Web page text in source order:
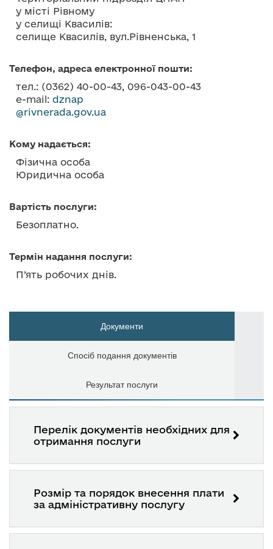
у місті Рівному
у селищі Квасилів:
селище Квасилів, вул.Рівненська, 1
Телефон, адреса електронної пошти:
тел.: (0362) 40-00-43, 096-043-00-43
e-mail: dznap
@rivnerada.gov.ua
Кому надається:
Фізична особа
Юридична особа
Вартість послуги:
Безоплатно.
Термін надання послуги:
П’ять робочих днів.
Документи
Спосіб подання документів
Результат послуги
Перелік документів необхідних для
отримання послуги
Розмір та порядок внесення плати
за адміністративну послугу